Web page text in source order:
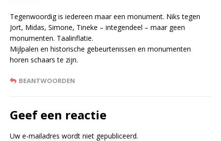
Tegenwoordig is iedereen maar een monument. Niks tegen
Jort, Midas, Simone, Tineke – integendeel – maar geen
monumenten. Taalinflatie.
Mijlpalen en historische gebeurtenissen en monumenten
horen schaars te zijn.
BEANTWOORDEN
Geef een reactie
Uw e-mailadres wordt niet gepubliceerd.